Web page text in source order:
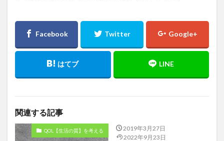
関連する記事
QOL【生活の質】を考える
2019年3月27日
2022年9月23日